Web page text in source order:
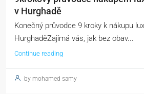
v Hurghadě
Konečný průvodce 9 kroky k nákupu
HurghaděZajímá vás, jak bez obav...
Continue reading
by mohamed samy